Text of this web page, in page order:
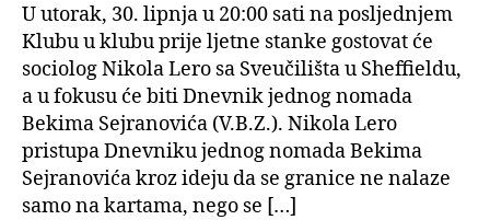
U utorak, 30. lipnja u 20:00 sati na posljednjem
Klubu u klubu prije ljetne stanke gostovat će
sociolog Nikola Lero sa Sveučilišta u Sheffieldu,
a u fokusu će biti Dnevnik jednog nomada
Bekima Sejranovića (V.B.Z.). Nikola Lero
pristupa Dnevniku jednog nomada Bekima
Sejranovića kroz ideju da se granice ne nalaze
samo na kartama, nego se […]